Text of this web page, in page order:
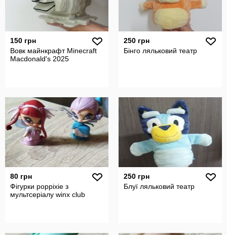
150 грн
Вовк майнкрафт Minecraft
Macdonald's 2025
250 грн
Бінго ляльковий театр
80 грн
Фігурки poppixie з
мультсеріалу winx club
250 грн
Блуї ляльковий театр